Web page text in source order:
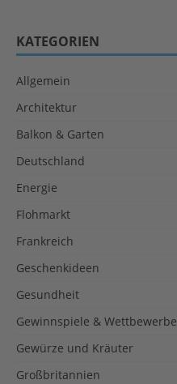
KATEGORIEN
Allgemein
Architektur
Balkon & Garten
Deutschland
Energie
Flohmarkt
Frankreich
Geschenkideen
Gesundheit
Gewinnspiele & Wettbewerbe
Gewürze und Kräuter
Großbritannien